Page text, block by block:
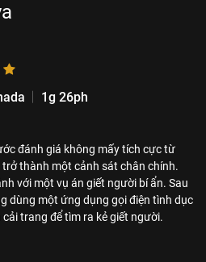
1g 26ph
đánh giá không mấy tích cực từ
thành một cảnh sát chân chính.
với một vụ án giết người bí ẩn. Sau
dùng một ứng dụng gọi điện tình dục
trang để tìm ra kẻ giết người.